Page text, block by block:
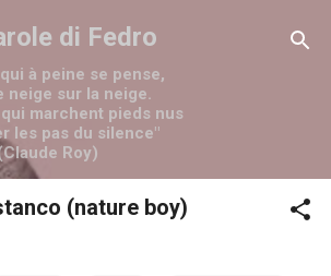
ai contenuti principali
di Fedro
à peine se pense,
neige sur la neige.
marchent pieds nus
les pas du silence"
Roy)
(nature boy)